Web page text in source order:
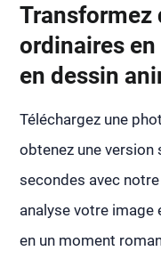
Transformez
ordinaires
en dessin
Téléchargez une
obtenez une version
secondes avec
analyse votre
en un moment